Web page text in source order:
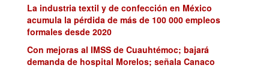
La industria textil y de confección en México
acumula la pérdida de más de 100 000 empleos
formales desde 2020
Con mejoras al IMSS de Cuauhtémoc; bajará
demanda de hospital Morelos; señala Canaco